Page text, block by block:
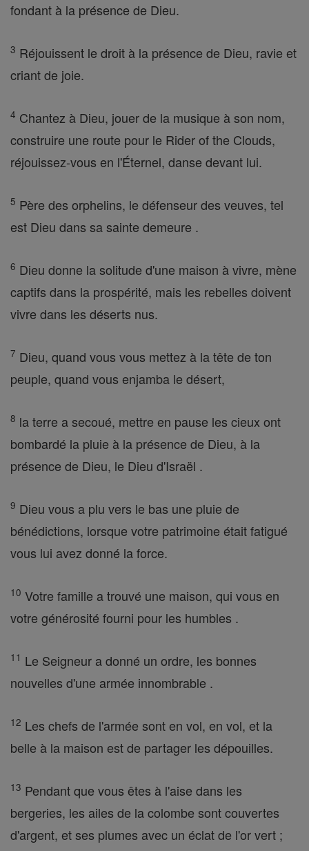
fondant à la présence de Dieu.
3 Réjouissent le droit à la présence de Dieu, ravie et
criant de joie.
4 Chantez à Dieu, jouer de la musique à son nom,
construire une route pour le Rider of the Clouds,
réjouissez-vous en l'Éternel, danse devant lui.
5 Père des orphelins, le défenseur des veuves, tel
est Dieu dans sa sainte demeure .
6 Dieu donne la solitude d'une maison à vivre, mène
captifs dans la prospérité, mais les rebelles doivent
vivre dans les déserts nus.
7 Dieu, quand vous vous mettez à la tête de ton
peuple, quand vous enjamba le désert,
8 la terre a secoué, mettre en pause les cieux ont
bombardé la pluie à la présence de Dieu, à la
présence de Dieu, le Dieu d'Israël .
9 Dieu vous a plu vers le bas une pluie de
bénédictions, lorsque votre patrimoine était fatigué
vous lui avez donné la force.
10 Votre famille a trouvé une maison, qui vous en
votre générosité fourni pour les humbles .
11 Le Seigneur a donné un ordre, les bonnes
nouvelles d'une armée innombrable .
12 Les chefs de l'armée sont en vol, en vol, et la
belle à la maison est de partager les dépouilles.
13 Pendant que vous êtes à l'aise dans les
bergeries, les ailes de la colombe sont couvertes
d'argent, et ses plumes avec un éclat de l'or vert ;